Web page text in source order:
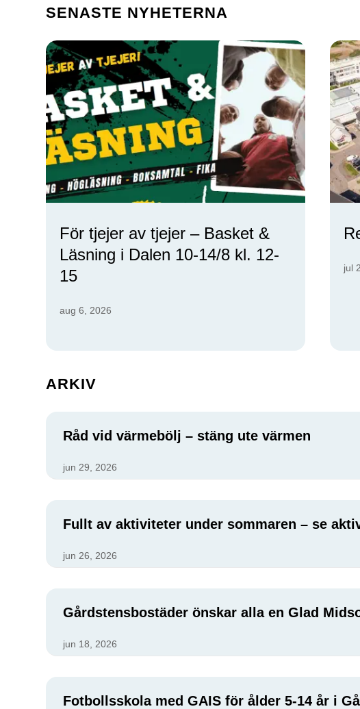
SENASTE NYHETERNA
För tjejer av tjejer – Basket &
Läsning i Dalen 10-14/8 kl. 12-
15
aug 6, 2026
jul
ARKIV
Råd vid värmebölj – stäng ute värmen
jun 29, 2026
Fullt av aktiviteter under sommaren – se
jun 26, 2026
Gårdstensbostäder önskar alla en Glad
jun 18, 2026
Fotbollsskola med GAIS för ålder 5-14 år i